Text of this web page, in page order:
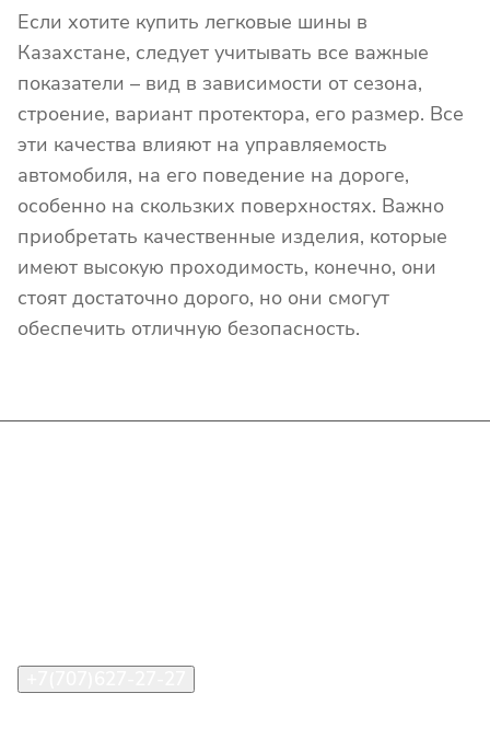
Если хотите купить легковые шины в
Казахстане, следует учитывать все важные
показатели – вид в зависимости от сезона,
строение, вариант протектора, его размер. Все
эти качества влияют на управляемость
автомобиля, на его поведение на дороге,
особенно на скользких поверхностях. Важно
приобретать качественные изделия, которые
имеют высокую проходимость, конечно, они
стоят достаточно дорого, но они смогут
обеспечить отличную безопасность.